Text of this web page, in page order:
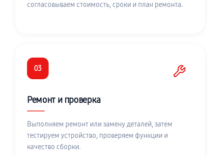
согласовываем стоимость, сроки и план ремонта.
03
Ремонт и проверка
Выполняем ремонт или замену деталей, затем
тестируем устройство, проверяем функции и
качество сборки.